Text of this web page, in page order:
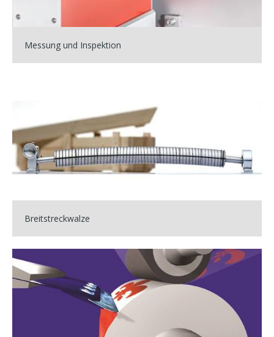
Messung und Inspektion
Breitstreckwalze